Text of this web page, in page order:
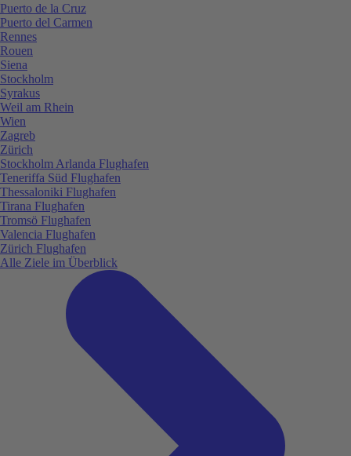
Puerto de la Cruz
Puerto del Carmen
Rennes
Rouen
Siena
Stockholm
Syrakus
Weil am Rhein
Wien
Zagreb
Zürich
Stockholm Arlanda Flughafen
Teneriffa Süd Flughafen
Thessaloniki Flughafen
Tirana Flughafen
Tromsö Flughafen
Valencia Flughafen
Zürich Flughafen
Alle Ziele im Überblick